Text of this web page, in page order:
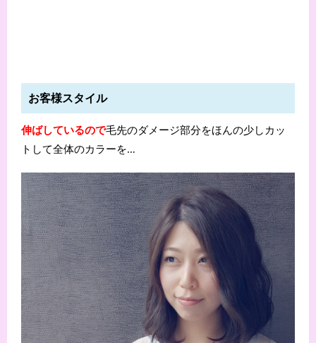
お客様スタイル
伸ばしているので毛先のダメージ部分をほんの少しカッ
トして全体のカラーを…